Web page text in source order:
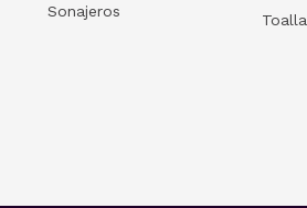
Sonajeros